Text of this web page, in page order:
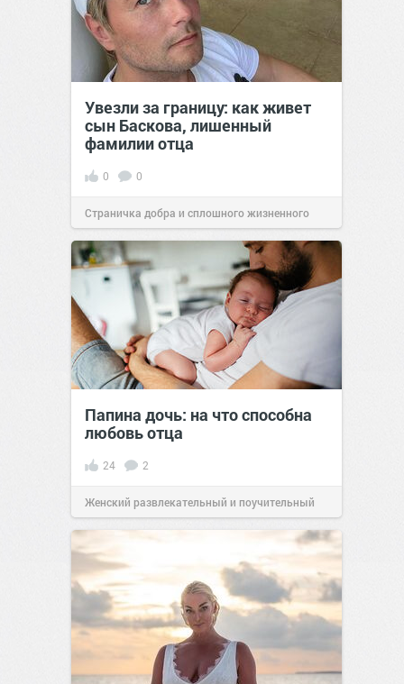
Увезли за границу: как живет
сын Баскова, лишенный
фамилии отца
0 0
Страничка добра и сплошного жизненного
позитива!11:2517 окт 2022
Папина дочь: на что способна
любовь отца
24 2
Женский развлекательный и поучительный
сайт. 16:46 01 окт 2022